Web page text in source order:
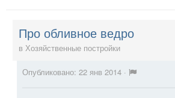
Про обливное ведро
в Хозяйственные постройки
Опубликовано: 22 янв 2014 ·